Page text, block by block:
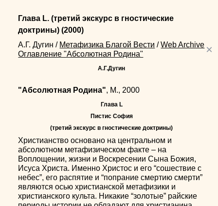
×
Глава L. (третий экскурс в гностические
доктрины) (2000)
А.Г. Дугин / Метафизика Благой Вести / Web Archive
Оглавление "Абсолютная Родина"
А.Г.Дугин
"Абсолютная Родина", М., 2000
Глава L
Пистис София
(третий экскурс в гностические доктрины)
Христианство основано на центральном и
абсолютном метафизическом факте – на
Воплощении, жизни и Воскресении Сына Божия,
Исуса Христа. Именно Христос и его “сошествие с
небес”, его распятие и “попрание смертию смерти”
являются осью христианской метафизики и
христианского культа. Никакие “золотые” райские